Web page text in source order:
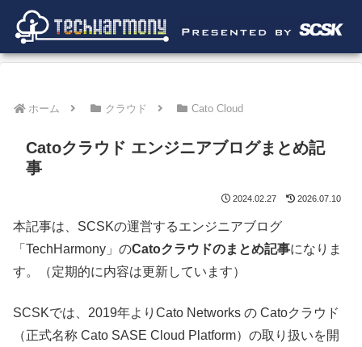
ホーム クラウド Cato Cloud
Catoクラウド エンジニアブログまとめ記
事
2024.02.27 2026.07.10
本記事は、SCSKの運営するエンジニアブログ
「TechHarmony」のCatoクラウドのまとめ記事になりま
す。（定期的に内容は更新しています）
SCSKでは、2019年よりCato Networks の Catoクラウド
（正式名称 Cato SASE Cloud Platform）の取り扱いを開